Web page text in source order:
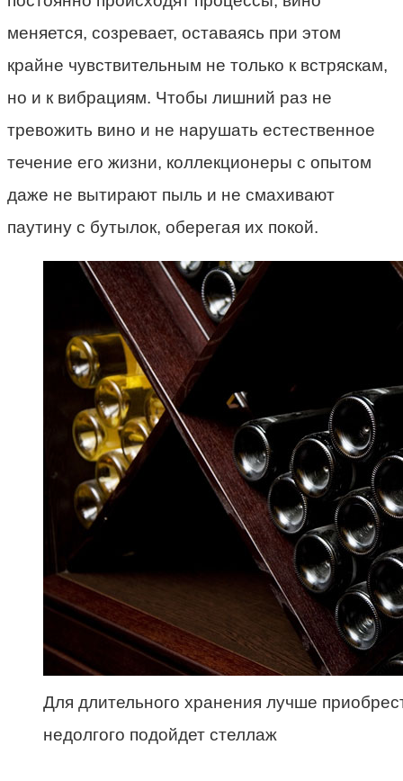
меняется, созревает, оставаясь при этом
крайне чувствительным не только к встряскам,
но и к вибрациям. Чтобы лишний раз не
тревожить вино и не нарушать естественное
течение его жизни, коллекционеры с опытом
даже не вытирают пыль и не смахивают
паутину с бутылок, оберегая их покой.
Для длительного хранения лучше
недолгого подойдет стеллаж